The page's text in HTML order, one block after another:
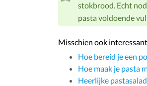
stokbrood. Echt
pasta voldoende
Misschien ook
Hoe bereid je een
Hoe maak je pasta
Heerlijke